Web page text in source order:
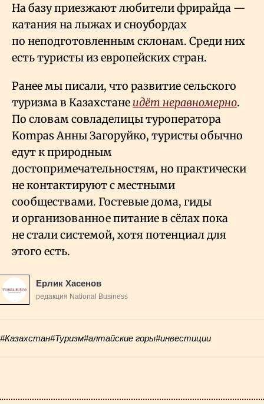
На базу приезжают любители фрирайда —
катания на лыжах и сноубордах
по неподготовленным склонам. Среди них
есть туристы из европейских стран.
Ранее мы писали, что развитие сельского
туризма в Казахстане идёт неравномерно.
По словам совладелицы туроператора
Kompas Анны Загоруйко, туристы обычно
едут к природным
достопримечательностям, но практически
не контактируют с местными
сообществами. Гостевые дома, гиды
и организованное питание в сёлах пока
не стали системой, хотя потенциал для
этого есть.
Ерлик Хасенов
редакция National Business
#Казахстан#Туризм#алтайские горы#инвестиции